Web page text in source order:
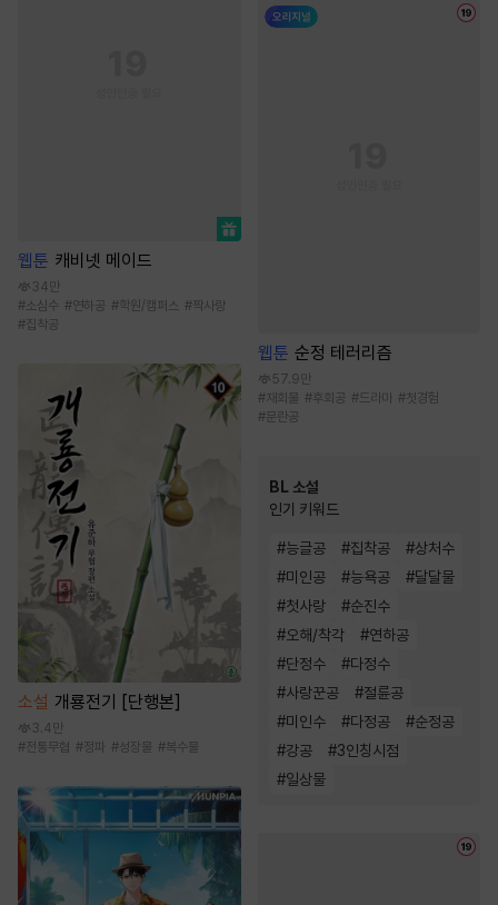
웹툰 캐비넷 메이드
34만
#소심수 #연하공 #학원/캠퍼스 #짝사랑
#집착공
소설 개룡전기 [단행본]
3.4만
#전통무협 #정파 #성장물 #복수물
웹툰 순정 테러리즘
57.9만
#재회물 #후회공 #드라마 #첫경험
#문란공
BL 소설
인기 키워드
#능글공 #집착공 #상처수
#미인공 #능욕공 #달달물
#첫사랑 #순진수
#오해/착각 #연하공
#단정수 #다정수
#사랑꾼공 #절륜공
#미인수 #다정공 #순정공
#강공 #3인칭시점
#일상물